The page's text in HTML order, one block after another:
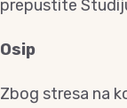
prepustite
Osip
Zbog stresa na